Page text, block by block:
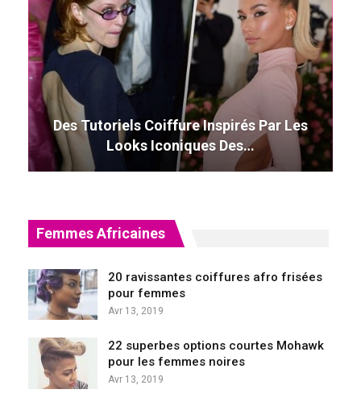
Des Tutoriels Coiffure Inspirés Par Les
Looks Iconiques Des…
Femmes Africaines
20 ravissantes coiffures afro frisées
pour femmes
Avr 13, 2019
22 superbes options courtes Mohawk
pour les femmes noires
Avr 13, 2019